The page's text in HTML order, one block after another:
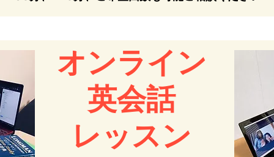
オンライン
英会話
レッスン